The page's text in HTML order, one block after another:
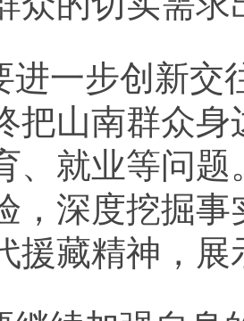
进一步创新交
把山南群众
、就业等问
，深度挖掘
援藏精神，